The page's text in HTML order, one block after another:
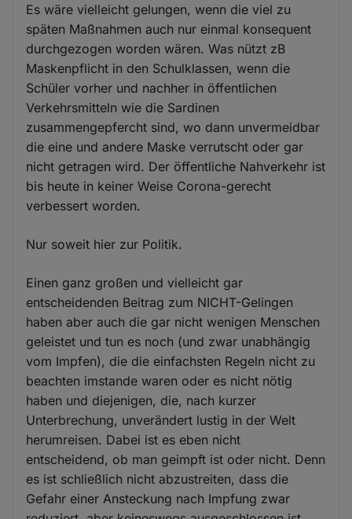
Es wäre vielleicht gelungen, wenn die viel zu
späten Maßnahmen auch nur einmal konsequent
durchgezogen worden wären. Was nützt zB
Maskenpflicht in den Schulklassen, wenn die
Schüler vorher und nachher in öffentlichen
Verkehrsmitteln wie die Sardinen
zusammengepfercht sind, wo dann unvermeidbar
die eine und andere Maske verrutscht oder gar
nicht getragen wird. Der öffentliche Nahverkehr ist
bis heute in keiner Weise Corona-gerecht
verbessert worden.
Nur soweit hier zur Politik.
Einen ganz großen und vielleicht gar
entscheidenden Beitrag zum NICHT-Gelingen
haben aber auch die gar nicht wenigen Menschen
geleistet und tun es noch (und zwar unabhängig
vom Impfen), die die einfachsten Regeln nicht zu
beachten imstande waren oder es nicht nötig
haben und diejenigen, die, nach kurzer
Unterbrechung, unverändert lustig in der Welt
herumreisen. Dabei ist es eben nicht
entscheidend, ob man geimpft ist oder nicht. Denn
es ist schließlich nicht abzustreiten, dass die
Gefahr einer Ansteckung nach Impfung zwar